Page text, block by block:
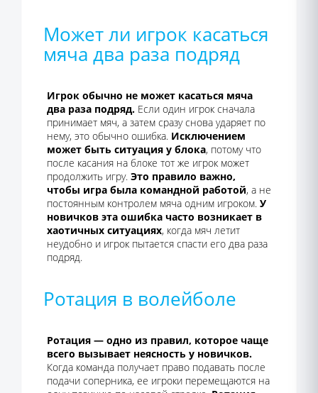
Может ли игрок касаться
мяча два раза подряд
Игрок обычно не может касаться мяча
два раза подряд. Если один игрок сначала
принимает мяч, а затем сразу снова ударяет по
нему, это обычно ошибка. Исключением
может быть ситуация у блока, потому что
после касания на блоке тот же игрок может
продолжить игру. Это правило важно,
чтобы игра была командной работой, а не
постоянным контролем мяча одним игроком. У
новичков эта ошибка часто возникает в
хаотичных ситуациях, когда мяч летит
неудобно и игрок пытается спасти его два раза
подряд.
Ротация в волейболе
Ротация — одно из правил, которое чаще
всего вызывает неясность у новичков.
Когда команда получает право подавать после
подачи соперника, ее игроки перемещаются на